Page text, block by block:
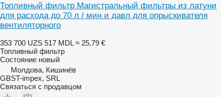
Топливный фильтр Магистральный фильтры из латуни
для расхода до 70 л / мин и давл для опрыскивателя
вентиляторного
353 700 UZS 517 MDL ≈ 25,79 €
Топливный фильтр
Состояние новый
Молдова, Кишинёв
GBST-impex, SRL
Связаться с продавцом